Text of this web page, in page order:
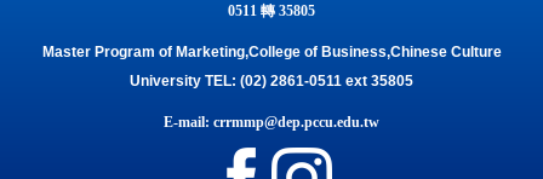
0511 轉 35805
Master Program of Marketing,College of Business,Chinese Culture
University TEL: (02) 2861-0511 ext 35805
E-mail: crrmmp@dep.pccu.edu.tw